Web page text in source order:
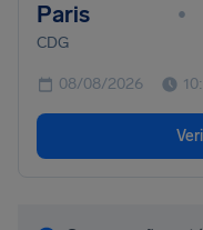
Paris •
CDG
08/08/2026